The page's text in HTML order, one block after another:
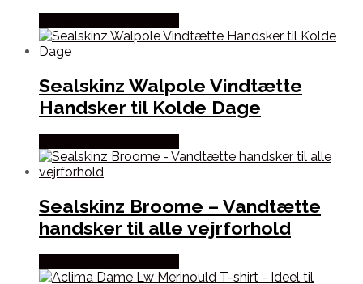
Sealskinz Walpole Vindtætte
Handsker til Kolde Dage
Sealskinz Broome – Vandtætte
handsker til alle vejrforhold